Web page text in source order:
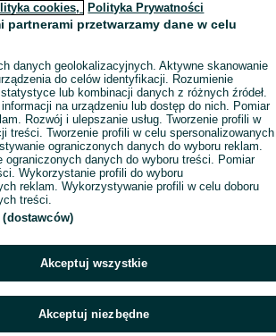
cookies, Polityka Prywatności
partnerami przetwarzamy dane w celu
danych geolokalizacyjnych. Aktywne skanowanie
do celów identyfikacji. Rozumienie
lub kombinacji danych z różnych źródeł.
na urządzeniu lub dostęp do nich. Pomiar
Rozwój i ulepszanie usług. Tworzenie profili w
treści. Tworzenie profili w celu spersonalizowanych
ograniczonych danych do wyboru reklam.
ograniczonych danych do wyboru treści. Pomiar
Wykorzystanie profili do wyboru
reklam. Wykorzystywanie profili w celu doboru
treści.
Akceptuj wszystkie
Akceptuj niezbędne